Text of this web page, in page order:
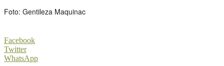
Foto: Gentileza Maquinac
Facebook
Twitter
WhatsApp